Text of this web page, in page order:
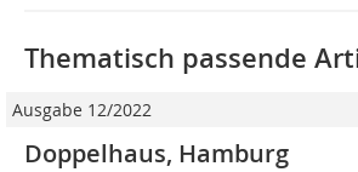
Thematisch passende
Ausgabe 12/2022
Doppelhaus, Hamburg